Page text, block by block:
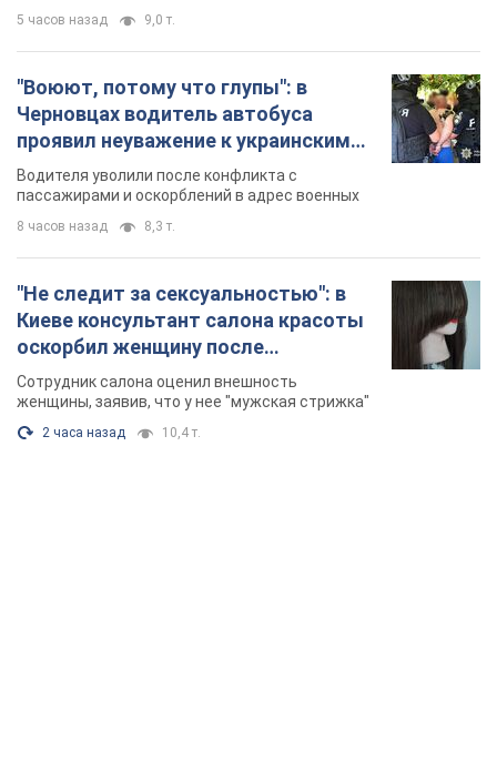
5 часов назад 9,0 т.
"Воюют, потому что глупы": в
Черновцах водитель автобуса
проявил неуважение к украинским
военным и поплатился за это.
Видео
Водителя уволили после конфликта с
пассажирами и оскорблений в адрес военных
8 часов назад 8,3 т.
"Не следит за сексуальностью": в
Киеве консультант салона красоты
оскорбил женщину после
химиотерапии, разгорелся скандал.
Фото
Сотрудник салона оценил внешность
женщины, заявив, что у нее "мужская стрижка"
2 часа назад 10,4 т.